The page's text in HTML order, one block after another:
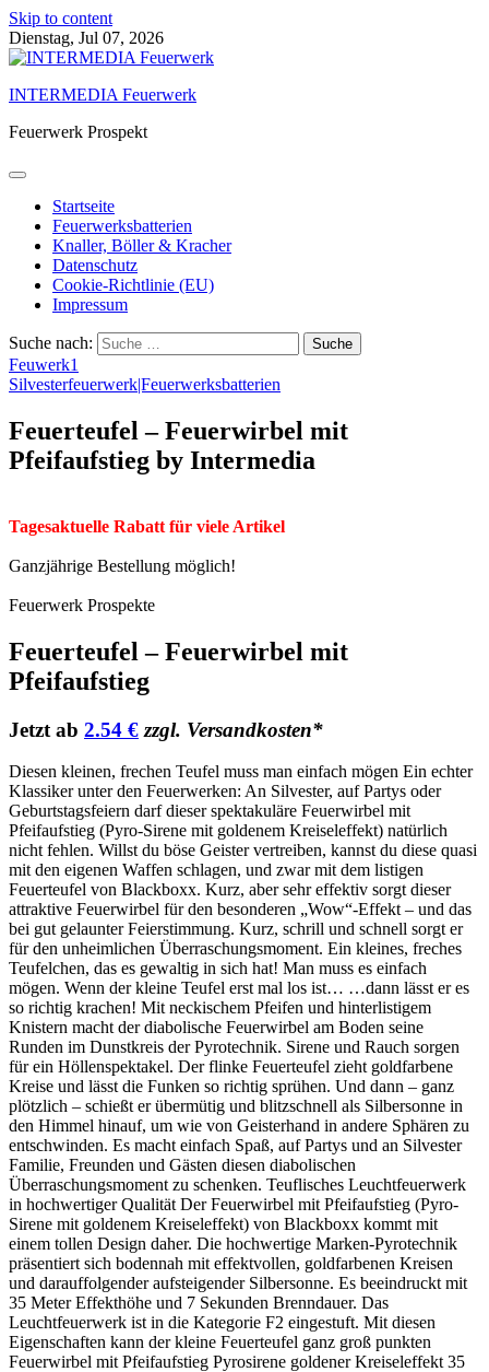
Skip to content
Dienstag, Jul 07, 2026
INTERMEDIA Feuerwerk
Feuerwerk Prospekt
Startseite
Feuerwerksbatterien
Knaller, Böller & Kracher
Datenschutz
Cookie-Richtlinie (EU)
Impressum
Suche nach:
Feuwerk1
Silvesterfeuerwerk|Feuerwerksbatterien
Feuerteufel – Feuerwirbel mit
Pfeifaufstieg by Intermedia
Tagesaktuelle Rabatt für viele Artikel
Ganzjährige Bestellung möglich!
Feuerwerk Prospekte
Feuerteufel – Feuerwirbel mit
Pfeifaufstieg
Jetzt ab 2.54 € zzgl. Versandkosten*
Diesen kleinen, frechen Teufel muss man einfach mögen Ein echter
Klassiker unter den Feuerwerken: An Silvester, auf Partys oder
Geburtstagsfeiern darf dieser spektakuläre Feuerwirbel mit
Pfeifaufstieg (Pyro-Sirene mit goldenem Kreiseleffekt) natürlich
nicht fehlen. Willst du böse Geister vertreiben, kannst du diese quasi
mit den eigenen Waffen schlagen, und zwar mit dem listigen
Feuerteufel von Blackboxx. Kurz, aber sehr effektiv sorgt dieser
attraktive Feuerwirbel für den besonderen „Wow“-Effekt – und das
bei gut gelaunter Feierstimmung. Kurz, schrill und schnell sorgt er
für den unheimlichen Überraschungsmoment. Ein kleines, freches
Teufelchen, das es gewaltig in sich hat! Man muss es einfach
mögen. Wenn der kleine Teufel erst mal los ist… …dann lässt er es
so richtig krachen! Mit neckischem Pfeifen und hinterlistigem
Knistern macht der diabolische Feuerwirbel am Boden seine
Runden im Dunstkreis der Pyrotechnik. Sirene und Rauch sorgen
für ein Höllenspektakel. Der flinke Feuerteufel zieht goldfarbene
Kreise und lässt die Funken so richtig sprühen. Und dann – ganz
plötzlich – schießt er übermütig und blitzschnell als Silbersonne in
den Himmel hinauf, um wie von Geisterhand in andere Sphären zu
entschwinden. Es macht einfach Spaß, auf Partys und an Silvester
Familie, Freunden und Gästen diesen diabolischen
Überraschungsmoment zu schenken. Teuflisches Leuchtfeuerwerk
in hochwertiger Qualität Der Feuerwirbel mit Pfeifaufstieg (Pyro-
Sirene mit goldenem Kreiseleffekt) von Blackboxx kommt mit
einem tollen Design daher. Die hochwertige Marken-Pyrotechnik
präsentiert sich bodennah mit effektvollen, goldfarbenen Kreisen
und darauffolgender aufsteigender Silbersonne. Es beeindruckt mit
35 Meter Effekthöhe und 7 Sekunden Brenndauer. Das
Leuchtfeuerwerk ist in die Kategorie F2 eingestuft. Mit diesen
Eigenschaften kann der kleine Feuerteufel ganz groß punkten
Feuerwirbel mit Pfeifaufstieg Pyrosirene goldener Kreiseleffekt 35